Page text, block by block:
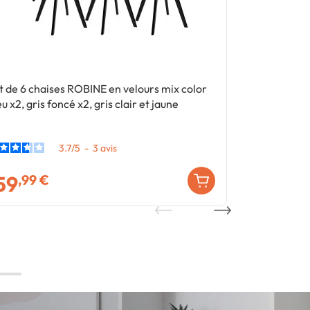
de 6 chaises ROBINE en velours mix color
x2, gris foncé x2, gris clair et jaune
3.7/5 - 3 avis
,99 €